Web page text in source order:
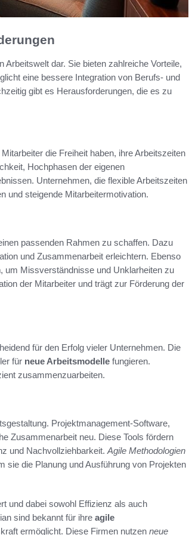
dar. Sie bieten zahlreiche Vorteile,
eine bessere Integration von Berufs- und
gibt es Herausforderungen, die es zu
die Freiheit haben, ihre Arbeitszeiten
Hochphasen der eigenen
Unternehmen, die flexible Arbeitszeiten
und steigende Mitarbeitermotivation.
passenden Rahmen zu schaffen. Dazu
und Zusammenarbeit erleichtern. Ebenso
um Missverständnisse und Unklarheiten zu
der Mitarbeiter und trägt zur Förderung der
für den Erfolg vieler Unternehmen. Die
für neue Arbeitsmodelle fungieren.
zusammenzuarbeiten.
Projektmanagement-Software,
Zusammenarbeit neu. Diese Tools fördern
und Nachvollziehbarkeit. Agile Methodologien
sie die Planung und Ausführung von Projekten
und dabei sowohl Effizienz als auch
sind bekannt für ihre agile
ermöglicht. Diese Firmen nutzen neue